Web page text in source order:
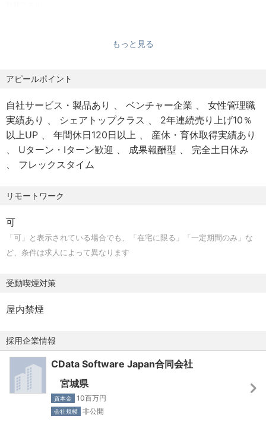
に合わせた製品デモの実施、最適なライセンス選定の支援
人営業やテクニカルサポート担当と連携しながら案件を進
めます。また、製品やAPI連携に関する技術ブログの執筆、
ハンズオンセミナーの実施など、技術情報の発信活動にも
携わります。350種類以上のSaaS・DB連携に加え、AIエー
ジェント連携（MCP Server）など最新技術の提案機会もあ
り、データ連携分野の専門性を高めながら、お客様のデー
タ活用・AI活用を技術面から支援できるポジションです。
【募集背景】
日本でのユーザー企業数の拡大、販売 パートナー数の拡
大、製品がサポートする国内外のデータソース、および、
データ活用製品の増加によりプリセールス・セールスエン
ジニアの増員が必要なため。
【当社の魅力】
350種類以上のSaaS・DB・クラウドサービス、さらにBI・
的に触れることで、データ連携分野のスペシャリストへと
成長できます。2025年にリリースしたAIエージェント連携
製品「CData Connect AI」や「MCP Server」など、生成
AI時代の最先端技術にも携われます。単なる問い合わせ対
応にとどまらず、技術ブログ執筆やセミナー登壇、製品改
善へのフィードバックなど、エンジニアとしての発信力も
Warehouse / Data Virtualization）
Catalog / Semantic Layer ）
DWH / BI / ML / CDP / SCM / EC / EDI / MFT）
・AI（MCP / RAG / LLM / A2A / Claude / Chat GPT /
Copilot Studio / Gemini / Amazon Bedrock / Azure AI
Foundry / Dify / n8n / Langchain）
・プリセールス・セールスエンジニアでの業務経験
私たちは、以下のような考え方と行動力を持った方にきて
もらいたいと考えています：
・プロダクト思考なビジネスに共感できる方（製品が好き
・ユーザーの求めている半歩先を考え、製品や施策として
実現できると創造性と突破力のある方
・セルフスターター（自主性・主体的）
・行動ファースト
・アウトプット重視
・Be Lazy（自動化・n倍化）
もっと見る
アピールポイント
自社サービス・製品あり ベンチャー企業
女性管理職
実績あり
シェアトップクラス
2年連続売り上げ10％
以上UP
年間休日120日以上
産休・育休取得実績あり
Uターン・Iターン歓迎
成果報酬型
完全土日休み
フレックスタイム
リモートワーク
可
「可」と表示されている場合でも、「在宅に限る」「一定期間のみ」な
ど、条件は求人によって異なります
受動喫煙対策
屋内禁煙
採用企業情報
CData Software Japan合同会社
宮城県
資本金 10百万円
会社規模 非公開